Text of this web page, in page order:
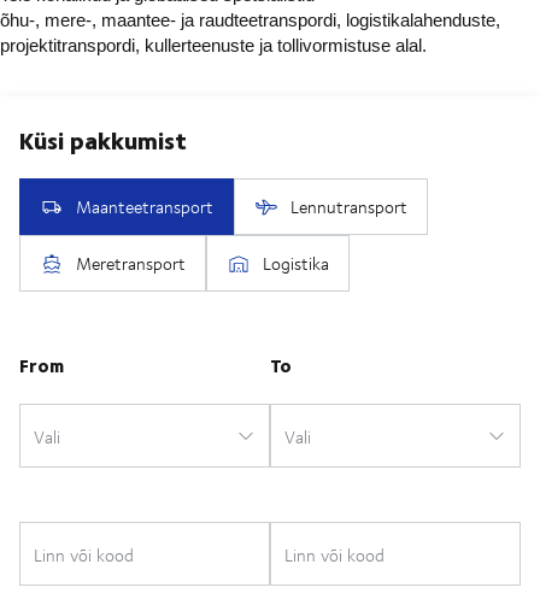
õhu-, mere-, maantee- ja raudteetranspordi, logistikalahenduste,
projektitranspordi, kullerteenuste ja tollivormistuse alal.